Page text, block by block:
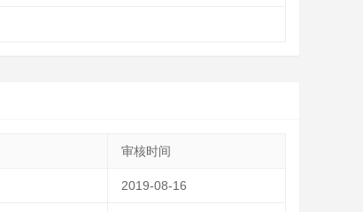
审核时间
2019-08-16